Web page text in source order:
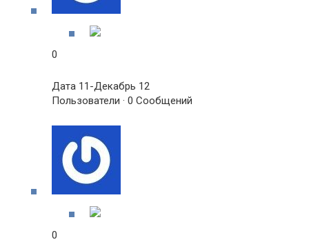
0
Дата 11-Декабрь 12
Пользователи · 0 Сообщений
0